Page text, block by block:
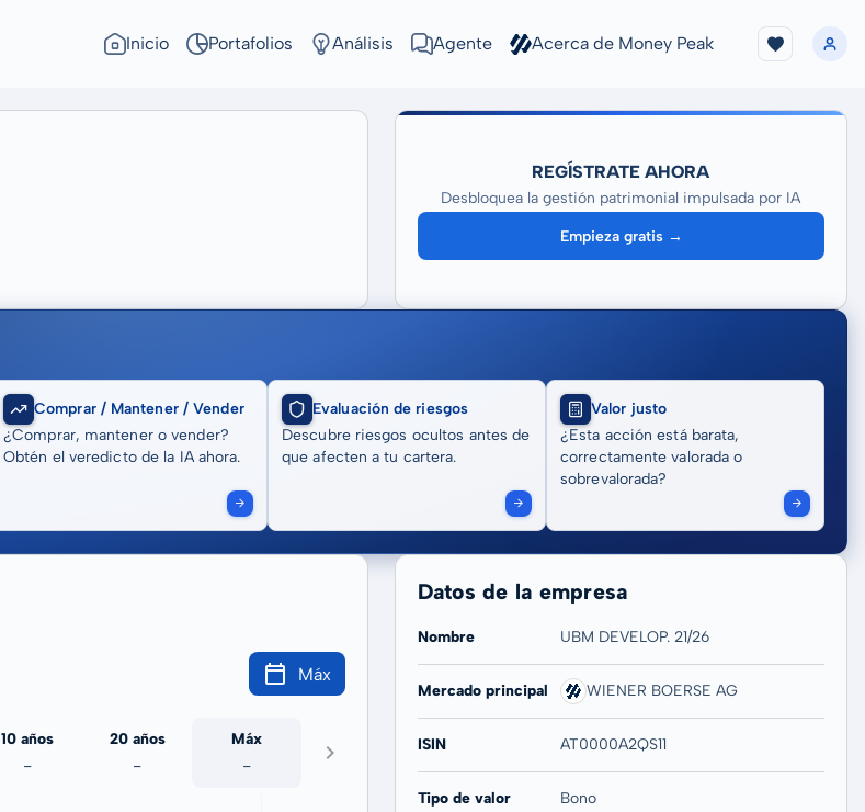
Inicio Portafolios Análisis Agente Acerca de Money Peak
REGÍSTRATE AHORA
Desbloquea la gestión patrimonial impulsada por IA
Empieza gratis →
Comprar / Mantener / Vender
¿Comprar, mantener o vender?
Obtén el veredicto de la IA ahora.
Evaluación de riesgos
Descubre riesgos ocultos antes de
que afecten a tu cartera.
Valor justo
¿Esta acción está barata,
correctamente valorada o
sobrevalorada?
Máx
10 años
-
20 años
-
Máx
-
Datos de la empresa
Nombre UBM DEVELOP. 21/26
Mercado principal WIENER BOERSE AG
ISIN AT0000A2QS11
Tipo de valor Bono